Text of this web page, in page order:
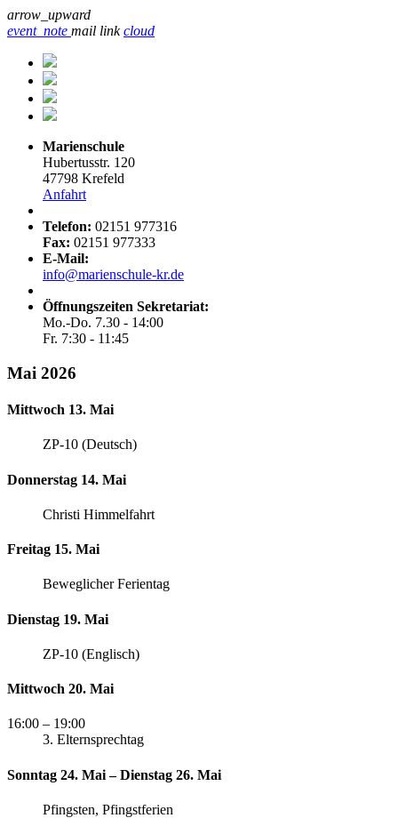
arrow_upward
event_note mail link cloud
Marienschule
Hubertusstr. 120
47798 Krefeld
Anfahrt
Telefon: 02151 977316
Fax: 02151 977333
E-Mail:
info@marienschule-kr.de
Öffnungszeiten Sekretariat:
Mo.-Do. 7.30 - 14:00
Fr. 7:30 - 11:45
Mai 2026
Mittwoch 13. Mai
ZP-10 (Deutsch)
Donnerstag 14. Mai
Christi Himmelfahrt
Freitag 15. Mai
Beweglicher Ferientag
Dienstag 19. Mai
ZP-10 (Englisch)
Mittwoch 20. Mai
16:00 – 19:00
3. Elternsprechtag
Sonntag 24. Mai – Dienstag 26. Mai
Pfingsten, Pfingstferien